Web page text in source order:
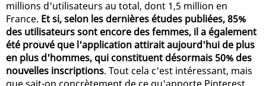
millions d'utilisateurs au total, dont 1,5 million en
France. Et si, selon les dernières études publiées, 85%
des utilisateurs sont encore des femmes, il a également
été prouvé que l'application attirait aujourd'hui de plus
en plus d'hommes, qui constituent désormais 50% des
nouvelles inscriptions. Tout cela c'est intéressant, mais